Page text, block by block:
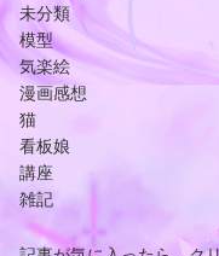
未分類
模型
気楽絵
漫画感想
猫
看板娘
講座
雑記